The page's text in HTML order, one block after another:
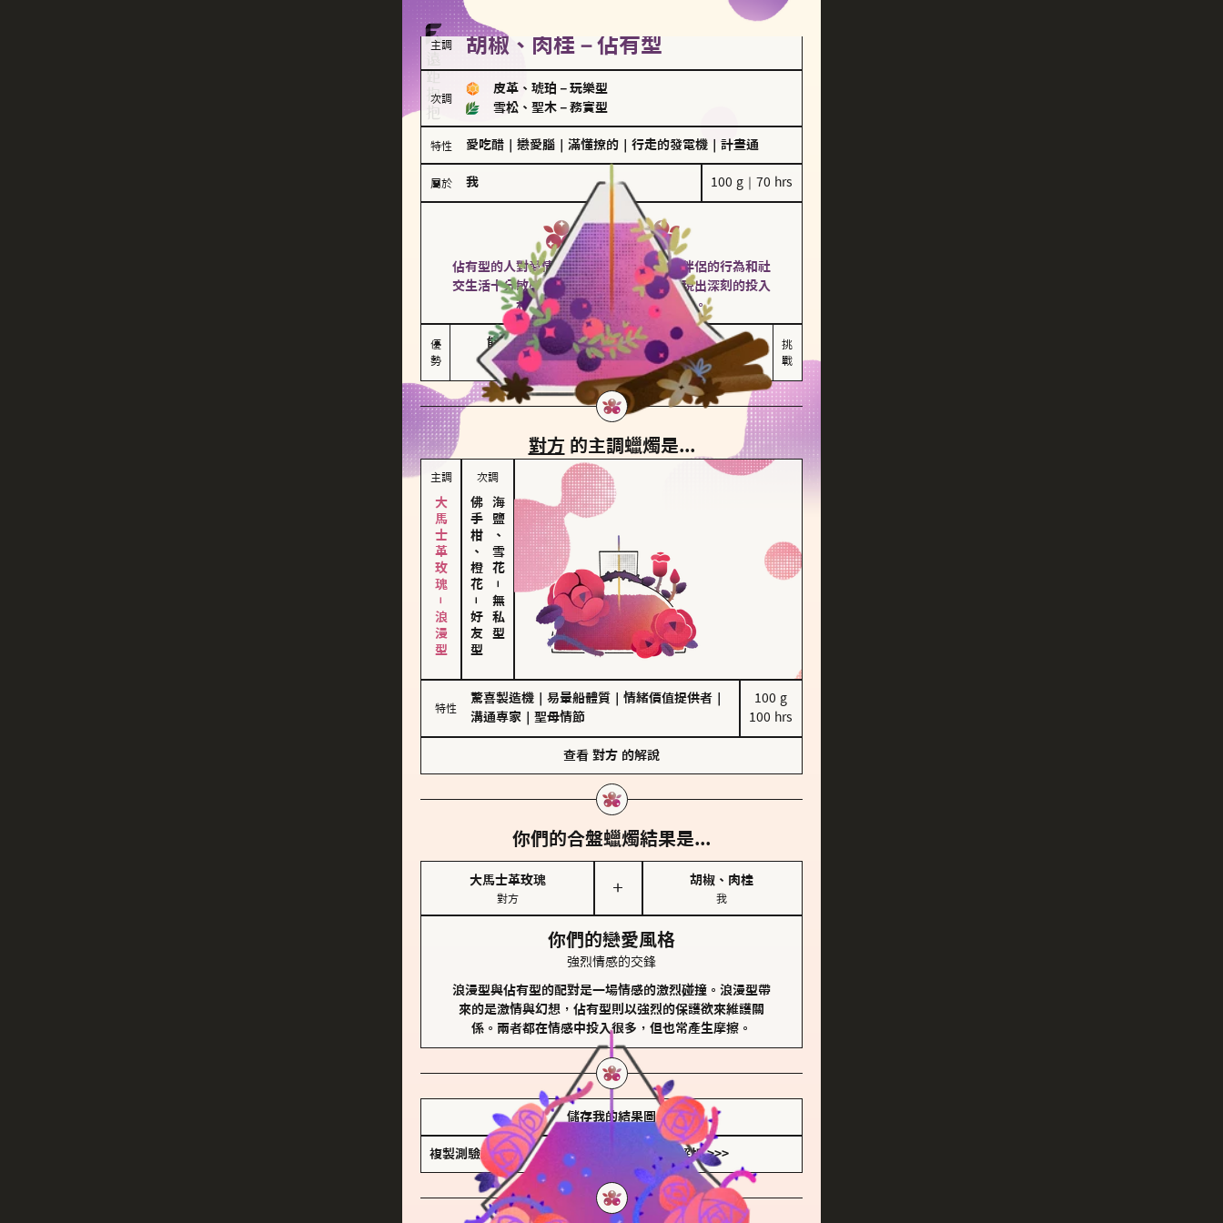
主調 胡椒、肉桂－佔有型
次調
皮革、琥珀 － 玩樂型
雪松、聖木 － 務實型
特性 愛吃醋 戀愛腦 滿懂撩的 行走的發電機 計畫通
屬於 我 100 g｜70 hrs
佔有型
胡椒、肉桂
佔有型的人對愛情有強烈的保護欲，對於伴侶的行為和社
交生活十分敏感、容易吃醋。在關係中展現出深刻的投入
和激情，但也可能讓人感到窒息。
優
勢
能建立緊密關係
積極維繫關係熱度
嫉妒心較強
可能出現控制欲
挑
戰
對方 的主調蠟燭是...
主調
大馬士革玫瑰－浪漫型
次調
佛手柑、橙花
－
好友型
海鹽、雪花
－
無私型
特性
驚喜製造機 易暈船體質 情緒價值提供者
溝通專家
聖母情節
100 g
100 hrs
查看 對方 的解說
你們的合盤蠟燭結果是...
大馬士革玫瑰
對方
＋
胡椒、肉桂
我
你們的戀愛風格
強烈情感的交鋒
浪漫型與佔有型的配對是一場情感的激烈碰撞。浪漫型帶
來的是激情與幻想，佔有型則以強烈的保護欲來維護關
係。兩者都在情感中投入很多，但也常產生摩擦。
儲存我的結果圖
複製測驗連結 查看香氛類型全解析 >>>